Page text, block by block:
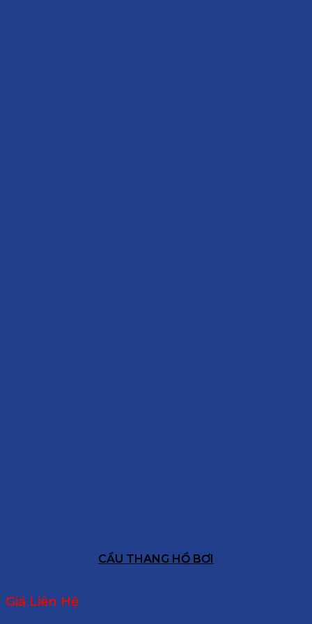
CẦU THANG HỒ BƠI
Giá Liên Hệ